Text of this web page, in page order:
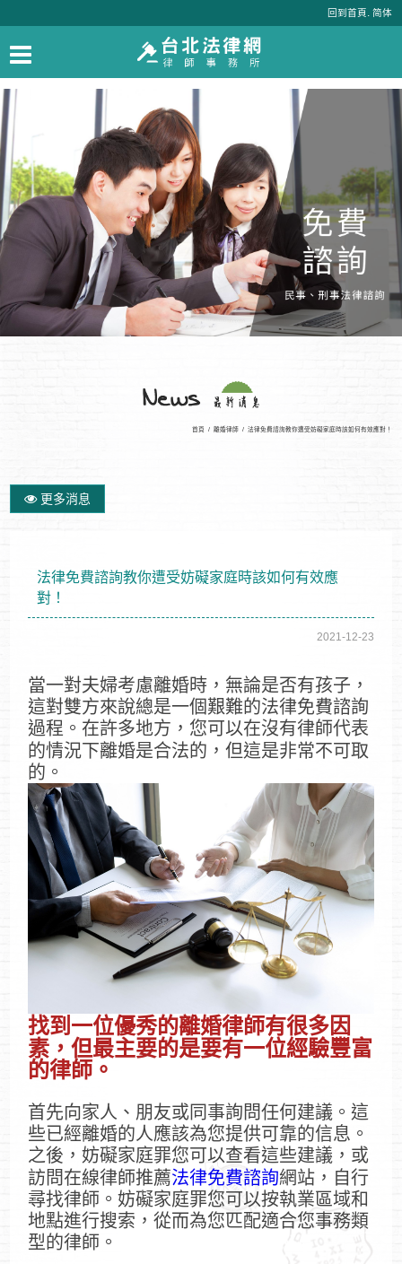
回到首頁. 简体
首頁 / 離婚律師 / 法律免費諮詢教你遭受妨礙家庭時該如何有效應對！
更多消息
法律免費諮詢教你遭受妨礙家庭時該如何有效應
對！
2021-12-23
當一對夫婦考慮離婚時，無論是否有孩子，
這對雙方來說總是一個艱難的法律免費諮詢
過程。在許多地方，您可以在沒有律師代表
的情況下離婚是合法的，但這是非常不可取
的。
找到一位優秀的離婚律師有很多因
素，但最主要的是要有一位經驗豐富
的律師。
首先向家人、朋友或同事詢問任何建議。這
些已經離婚的人應該為您提供可靠的信息。
之後，妨礙家庭罪您可以查看這些建議，或
訪問在線律師推薦法律免費諮詢網站，自行
尋找律師。妨礙家庭罪您可以按執業區域和
地點進行搜索，從而為您匹配適合您事務類
型的律師。